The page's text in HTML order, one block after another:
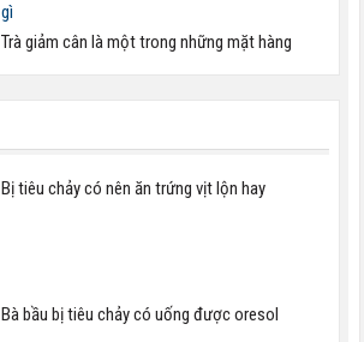
gì
Trà giảm cân là một trong những mặt hàng
Bị tiêu chảy có nên ăn trứng vịt lộn hay
Bà bầu bị tiêu chảy có uống được oresol